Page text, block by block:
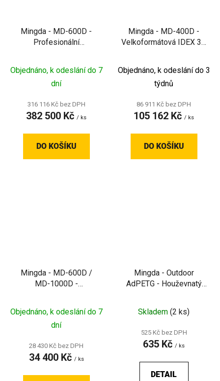
Mingda - MD-600D -
Profesionální
systémem
Objednáno, k odeslání do 7
dní
316 116 Kč bez DPH
382 500 Kč / ks
DO KOŠÍKU
Mingda - MD-400D -
Velkoformátová IDEX 3D
Objednáno, k odeslání do 3
týdnů
86 911 Kč bez DPH
105 162 Kč / ks
DO KOŠÍKU
Mingda - MD-600D /
MD-1000D -
vlhkosti
Objednáno, k odeslání do 7
dní
28 430 Kč bez DPH
34 400 Kč / ks
Mingda - Outdoor
AdPETG - Houževnatý
pro venkovní použití
Skladem (2 ks)
525 Kč bez DPH
635 Kč / ks
DETAIL